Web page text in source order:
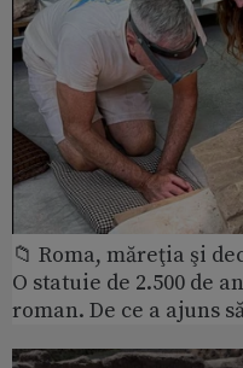
📁 Roma, măreţia şi
O statuie de 2.500 de
roman. De ce a ajuns